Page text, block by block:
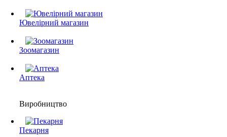
Ювелірний магазин
Зоомагазин
Аптека
Виробництво
Пекарня